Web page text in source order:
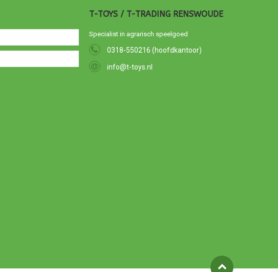
T-TOYS / T-TRADING RENSWOUDE
Specialist in agrarisch speelgoed
0318-550216 (hoofdkantoor)
info@t-toys.nl